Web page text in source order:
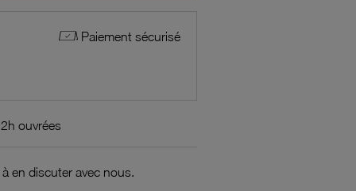
Paiement sécurisé
ouvrées
en discuter avec nous.